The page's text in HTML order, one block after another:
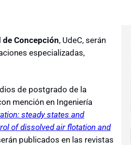
de Concepción, UdeC, serán
especializadas,
de postgrado de la
mención en Ingeniería
steady states and
of dissolved air flotation and
publicados en las revistas